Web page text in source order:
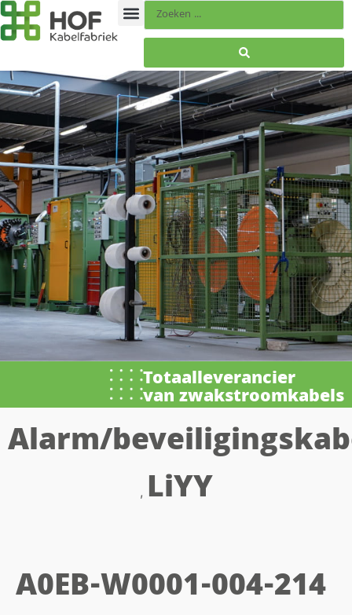
Totaalleverancier
van zwakstroomkabels
Alarm/
, LiYY
A0EB-W0001-004-214